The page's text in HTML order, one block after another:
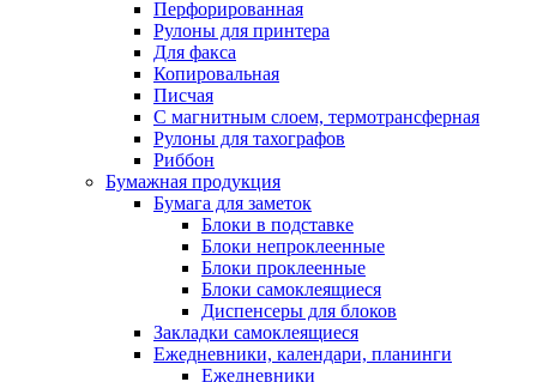
Перфорированная
Рулоны для принтера
Для факса
Копировальная
Писчая
С магнитным слоем, термотрансферная
Рулоны для тахографов
Риббон
Бумажная продукция
Бумага для заметок
Блоки в подставке
Блоки непроклеенные
Блоки проклеенные
Блоки самоклеящиеся
Диспенсеры для блоков
Закладки самоклеящиеся
Ежедневники, календари, планинги
Ежедневники